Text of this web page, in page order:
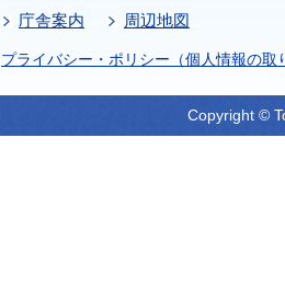
庁舎案内
周辺地図
プライバシー・ポリシー（個人情報の取
Copyright ©